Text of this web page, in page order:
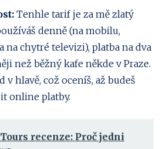
Tenhle tarif je za mě zlatý
denně (na mobilu,
na chytré televizi), platba na dva
než běžný kafe někde v Praze.
v hlavě, což oceníš, až budeš
online platby.
recenze: Proč jedni